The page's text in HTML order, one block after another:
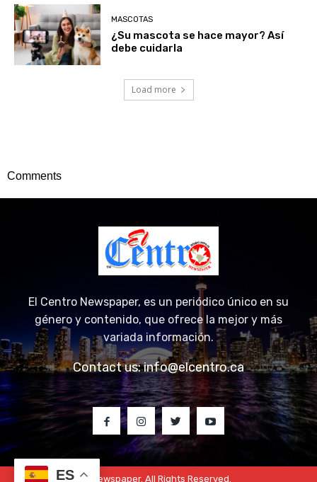
MASCOTAS
¿Su mascota se hace mayor? Así
debe cuidarla
Load more
Comments
El Centro Newspaper, es un periódico único en su
género y contenido, que ofrece la mejor y más
variada información.
Contact us:info@elcentro.ca
© 2023 El Centro Newspaper. All Rights Reserved.
ES